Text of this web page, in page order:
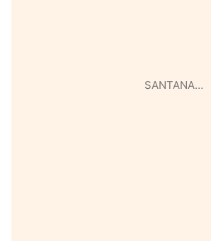
SANTANA…